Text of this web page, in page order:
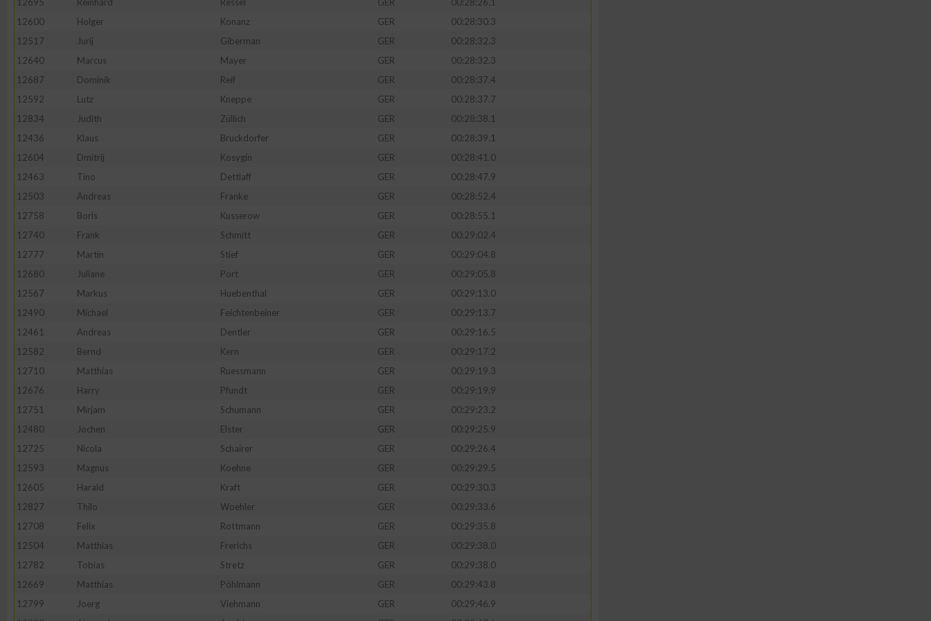
12600
Holger Konanz GER
00:28:30.3
12517
Jurij Giberman GER
00:28:32.3
12640
Marcus Mayer GER
00:28:32.3
12687
Dominik Reif GER
00:28:37.4
12592
Lutz Kneppe GER
00:28:37.7
12834
Judith Züllich GER
00:28:38.1
12436
Klaus Bruckdorfer GER
00:28:39.1
12604
Dmitrij Kosygin GER
00:28:41.0
12463
Tino Dettlaff GER
00:28:47.9
12503
Andreas Franke GER
00:28:52.4
12758
Boris Kusserow GER
00:28:55.1
12740
Frank Schmitt GER
00:29:02.4
12777
Martin Stief GER
00:29:04.8
12680
Juliane Port GER
00:29:05.8
12567
Markus Huebenthal GER
00:29:13.0
12490
Michael Feichtenbeiner GER
00:29:13.7
12461
Andreas Dentler GER
00:29:16.5
12582
Bernd Kern GER
00:29:17.2
12710
Matthias Ruessmann GER
00:29:19.3
12676
Harry Pfundt GER
00:29:19.9
12751
Mirjam Schumann GER
00:29:23.2
12480
Jochen Elster GER
00:29:25.9
12725
Nicola Schairer GER
00:29:26.4
12593
Magnus Koehne GER
00:29:29.5
12605
Harald Kraft GER
00:29:30.3
12827
Thilo Woehler GER
00:29:33.6
12708
Felix Rottmann GER
00:29:35.8
12504
Matthias Frerichs GER
00:29:38.0
12782
Tobias Stretz GER
00:29:38.0
12669
Matthias Pöhlmann GER
00:29:43.8
12799
Joerg Viehmann GER
00:29:46.9
Erstellung von Profilen zur Personalisierung von Inhalten
Messung der Werbeleistung
Messung der Performance von Inhalten
Analyse von Zielgruppen durch Statistiken oder Kombinationen von Daten aus
Entwicklung und Verbesserung der Angebote
IAB-Besonderheiten:
Geräte anhand von aktiv angeforderten Informationen identifizieren
Nicht-IAB-Verarbeitungszwecke:
Notwendig
Performance
Funktional